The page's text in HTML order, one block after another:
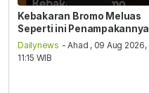
Kebakaran Bromo Meluas
Seperti ini Penampakannya
Dailynews - Ahad , 09 Aug 2026,
11:15 WIB